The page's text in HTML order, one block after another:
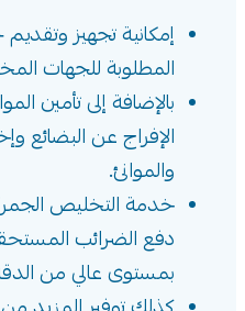
إمكانية تجهيز
المطلوبة للجهات
بالإضافة إلى تأمين
الإفراج عن البضائع
والموانئ.
خدمة التخليص
دفع الضرائب
بمستوى عالي من